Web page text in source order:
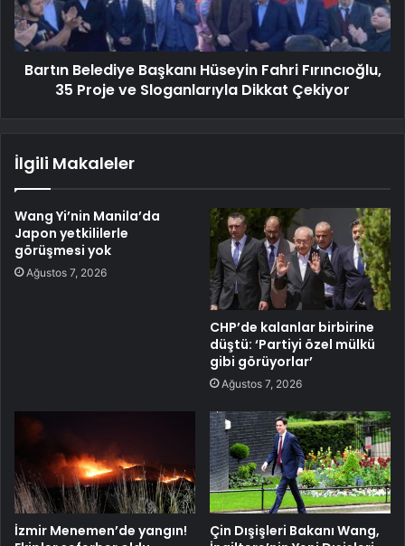
Bartın Belediye Başkanı Hüseyin Fahri Fırıncıoğlu,
35 Proje ve Sloganlarıyla Dikkat Çekiyor
İlgili Makaleler
Wang Yi’nin Manila’da
Japon yetkililerle
görüşmesi yok
Ağustos 7, 2026
CHP’de kalanlar birbirine
düştü: ‘Partiyi özel mülkü
gibi görüyorlar’
Ağustos 7, 2026
İzmir Menemen’de yangın!
Çin Dışişleri Bakanı Wang,